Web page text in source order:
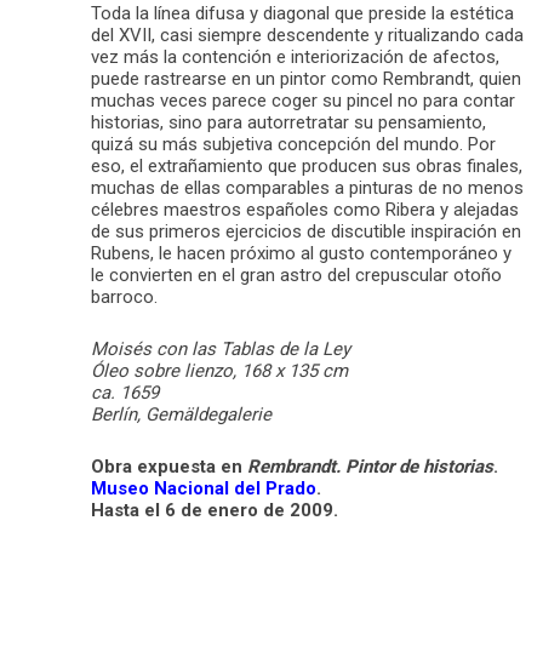
Toda la línea difusa y diagonal que preside la estética
del XVII, casi siempre descendente y ritualizando cada
vez más la contención e interiorización de afectos,
puede rastrearse en un pintor como Rembrandt, quien
muchas veces parece coger su pincel no para contar
historias, sino para autorretratar su pensamiento,
quizá su más subjetiva concepción del mundo. Por
eso, el extrañamiento que producen sus obras finales,
muchas de ellas comparables a pinturas de no menos
célebres maestros españoles como Ribera y alejadas
de sus primeros ejercicios de discutible inspiración en
Rubens, le hacen próximo al gusto contemporáneo y
le convierten en el gran astro del crepuscular otoño
barroco.
Moisés con las Tablas de la Ley
Óleo sobre lienzo, 168 x 135 cm
ca. 1659
Berlín, Gemäldegalerie
Obra expuesta en Rembrandt. Pintor de historias.
Museo Nacional del Prado.
Hasta el 6 de enero de 2009.